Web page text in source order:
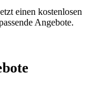
einen kostenlosen
Angebote.